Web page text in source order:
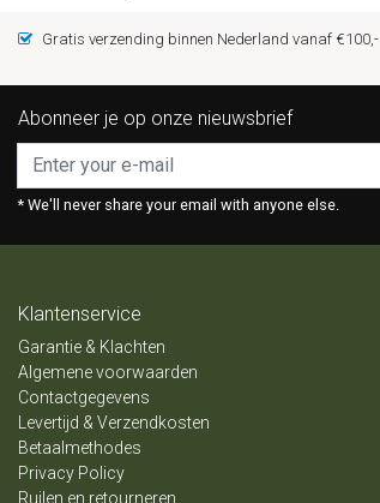
Gratis verzending binnen Nederland vanaf €100,-
Abonneer je op onze nieuwsbrief
* We'll never share your email with anyone else.
Klantenservice
Garantie & Klachten
Algemene voorwaarden
Contactgegevens
Levertijd & Verzendkosten
Betaalmethodes
Privacy Policy
Ruilen en retourneren